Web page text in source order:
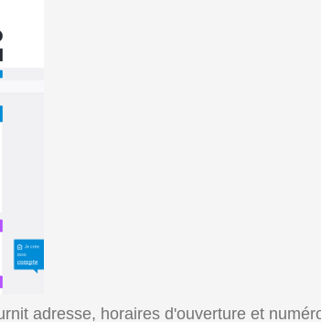
adresse, horaires d'ouverture et